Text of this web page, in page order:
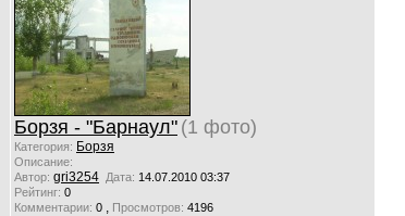
Борзя - "Барнаул" (1 фото)
Категория: Борзя
Описание:
Автор: gri3254 Дата: 14.07.2010 03:37
Рейтинг: 0
Комментарии: 0 , Просмотров: 4196